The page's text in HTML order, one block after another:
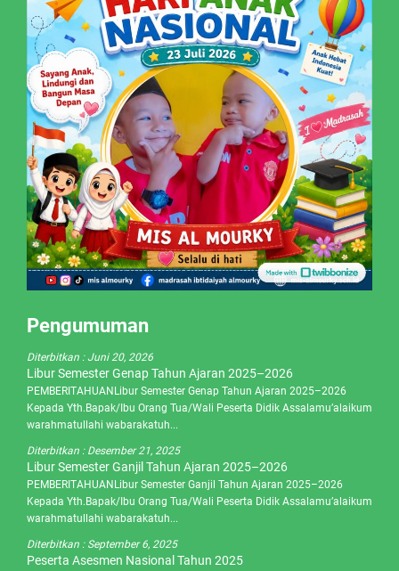
Pengumuman
Diterbitkan :Juni 20, 2026
Libur Semester Genap Tahun Ajaran 2025–2026
PEMBERITAHUANLibur Semester Genap Tahun Ajaran 2025–2026
Kepada Yth.Bapak/Ibu Orang Tua/Wali Peserta Didik Assalamu’alaikum
warahmatullahi wabarakatuh...
Diterbitkan : Desember 21, 2025
Libur Semester Ganjil Tahun Ajaran 2025–2026
PEMBERITAHUANLibur Semester Ganjil Tahun Ajaran 2025–2026
Kepada Yth.Bapak/Ibu Orang Tua/Wali Peserta Didik Assalamu’alaikum
warahmatullahi wabarakatuh...
Diterbitkan : September 6, 2025
Peserta Asesmen Nasional Tahun 2025